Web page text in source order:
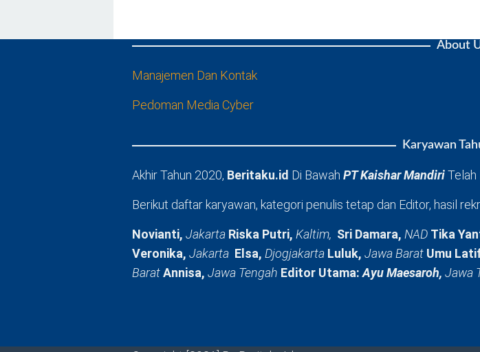
About
Manajemen Dan Kontak
Pedoman Media Cyber
Karyawan
Akhir Tahun 2020, Beritaku.id Di Bawah PT Kaishar MandiriTelah
Berikut daftar karyawan, kategori penulis tetap dan Editor, hasil
Novianti, Jakarta Riska Putri, Kaltim, Sri Damara, NAD Tika
Veronika, Jakarta Elsa, Djogjakarta Luluk, Jawa Barat Umu
BaratAnnisa, Jawa Tengah Editor Utama:Ayu Maesaroh, Jawa